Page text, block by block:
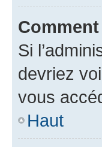
Si
devriez
vous
Haut